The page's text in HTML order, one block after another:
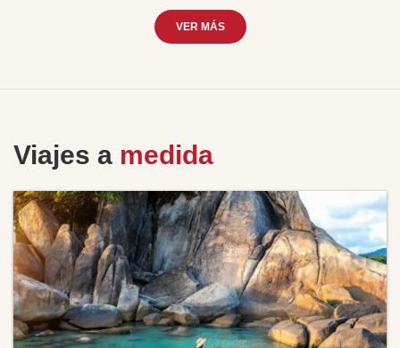
VER MÁS
Viajes a medida